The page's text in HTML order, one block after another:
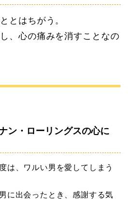
とはちがう。
、心の痛みを消すことなの
ン・ローリングスの心に
は、ワルい男を愛してしまう
に出会ったとき、感謝する気